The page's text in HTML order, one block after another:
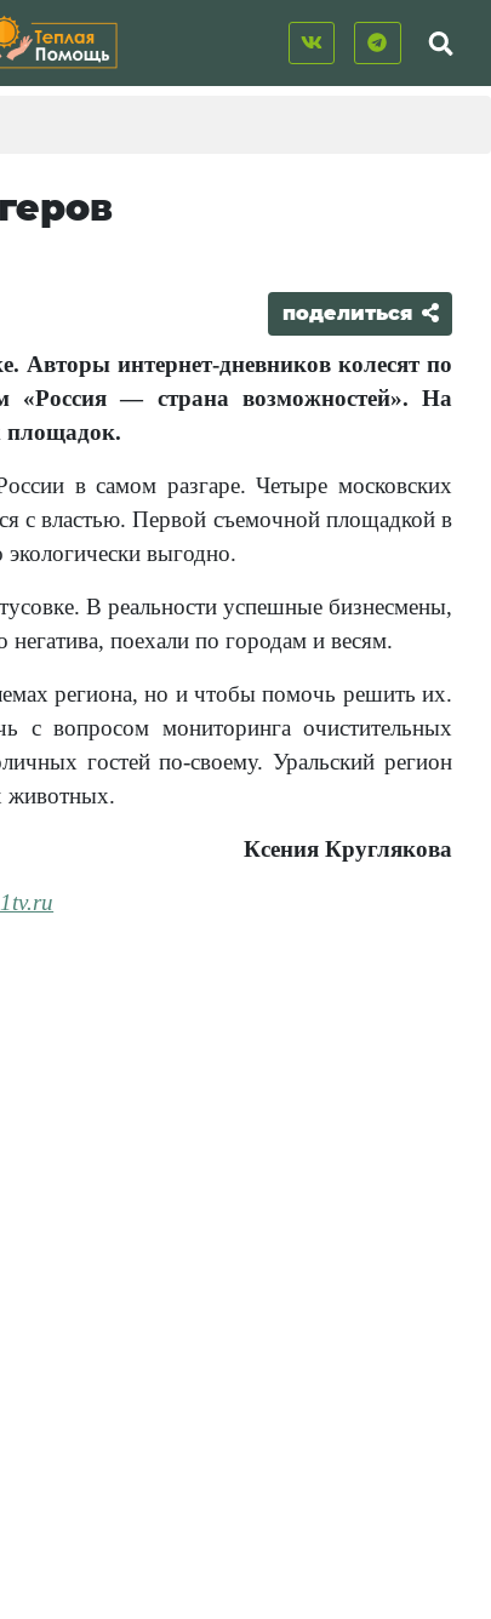
поделиться
Авторы интернет-дневников колесят по
«Россия — страна возможностей». На
площадок.
в самом разгаре. Четыре московских
с властью. Первой съемочной площадкой в
выгодно.
В реальности успешные бизнесмены,
поехали по городам и весям.
региона, но и чтобы помочь решить их.
с вопросом мониторинга очистительных
гостей по-своему. Уральский регион
животных.
Ксения Круглякова